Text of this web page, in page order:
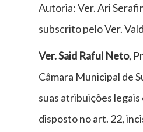
Autoria: Ver. Ari
subscrito pelo Ver.
Ver. Said Raful Neto,
Câmara Municipal de
suas atribuições
disposto no art. 22,